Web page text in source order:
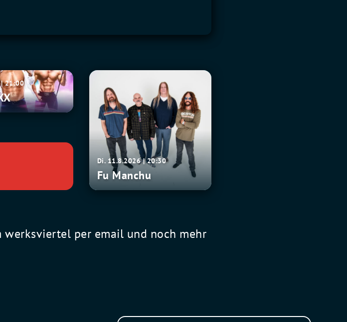
| 21:00
Fu
Manchu
Di. 11.8.2026 | 20:30
Fu Manchu
werksviertel per email und noch mehr